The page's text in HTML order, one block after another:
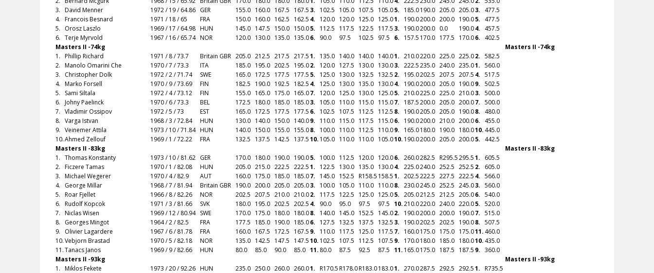
3. David Menner 1972 / 19 / 64.86 GER 155.0 160.0 167.5 167.5 3. 102.5 105.0 107.5 105.05. 185.0190.0 205.0 205.03.
477.5
4. Francois Besnard 1971 / 18 / 65 FRA 150.0 160.0 162.5 162.5 4. 120.0 120.0 125.0 125.01. 190.0200.0 200.0 190.05.
477.5
5.
Orosz Laszlo 1969 / 17 / 64.98 HUN 145.0 147.5 150.0 150.05. 112.5 117.5 122.5 117.5 3. 190.0200.0 0.0 190.04.
457.5
6. Terje Myrvold 1967 / 16 / 65.74 NOR 120.0 130.0 135.0 135.06. 90.0 97.5 102.5 97.5 6. 157.5 170.0 177.5 170.06.
402.5
Masters II -74kg
Masters II -74kg
1. Phillip Richard 1971 / 8 / 73.7 Britain GBR 205.0 212.5 217.5 217.51. 135.0 140.0 140.0 140.01. 210.0220.0 225.0 225.02. 582.5
2. Manolo Omarini Che 1970 / 7 / 73.3 ITA 185.0 195.0 202.5 195.02. 120.0 127.5 130.0 130.03. 222.5235.0 240.0 235.01. 560.0
3.
Christopher Dolk 1972 / 2 / 71.74 SWE 165.0 172.5 177.5 177.5 5. 125.0 130.0 132.5 132.5 2. 195.0202.5 207.5 207.5 4. 517.5
4. Marko Forsell 1970 / 9 / 73.69 FIN 182.5 190.0 192.5 182.5 4. 125.0 130.0 135.0 130.04. 190.0200.0 205.0 190.09. 502.5
5.
Sami Siltala 1972 / 4 / 73.12 FIN 155.0 165.0 175.0 165.07. 120.0 125.0 130.0 125.05. 210.0225.0 225.0 210.03. 500.0
6. Johny Paelinck 1970 / 6 / 73.3 BEL 172.5 180.0 185.0 185.03. 105.0 110.0 115.0 115.07. 187.5200.0 205.0 200.07. 500.0
7. Vladimir Ossipov 1972 / 5 / 73 EST 165.0 172.5 177.5 177.5 6. 102.5 107.5 112.5 112.5 8. 190.0205.0 205.0 190.08.
480.0
8. Varga Istvan 1968 / 3 / 72.84 HUN 130.0 140.0 150.0 140.09. 110.0 115.0 117.5 115.06. 190.0200.0 210.0 200.06.
455.0
9. Veinemer Attila 1973 / 10 / 71.84 HUN 140.0 150.0 155.0 155.08. 100.0 110.0 112.5 110.09. 165.0180.0 190.0 180.010. 445.0
10.Ahmed Zellouf 1969 / 1 / 72.22 FRA 132.5 137.5 142.5 137.510. 105.0 110.0 110.0 105.010. 190.0200.0 205.0 200.05.
442.5
Masters II -83kg
Masters II -83kg
1. Thomas Konstanty 1973 / 10 / 81.62 GER 170.0 180.0 190.0 190.05. 100.0 112.5 120.0 120.06. 260.0282.5 R295.5295.51.
605.5
2. Ficzere Tamas 1970 / 1 / 82.08 HUN 205.0 215.0 222.5 222.51. 122.5 130.0 135.0 130.04. 225.0240.0 252.5 252.5 2.
605.0
3. Michael Wegerer 1970 / 4 / 82.9 AUT 160.0 175.0 185.0 185.07. 145.0 152.5 R158.5 158.51. 202.5222.5 227.5 222.5 4. 566.0
4.
George Millar 1968 / 7 / 81.94 Britain GBR 190.0 200.0 205.0 205.03. 100.0 105.0 110.0 110.08. 230.0245.0 252.5 245.03. 560.0
5. Roar Fjellet 1966 / 8 / 82.26 NOR 202.5 207.5 210.0 210.02. 117.5 122.5 125.0 125.05. 205.0212.5 212.5 205.06. 540.0
6. Rudolf Kopcok 1971 / 3 / 81.66 SVK 180.0 195.0 202.5 202.5 4. 90.0 95.0 97.5 97.5 10.210.0220.0 240.0 220.05. 520.0
7. Niclas Wisen 1969 / 12 / 80.94 SWE 170.0 175.0 180.0 180.08. 140.0 145.0 152.5 145.02. 190.0200.0 200.0 190.07. 515.0
8.
Georges Mingot 1964 / 2 / 82.5 FRA 177.5 185.0 190.0 185.06. 127.5 132.5 137.5 132.5 3. 190.0202.5 202.5 190.08. 507.5
9.
Olivier Lagardere 1967 / 6 / 81.78 FRA 160.0 167.5 172.5 167.5 9. 110.0 117.5 125.0 117.5 7. 160.0175.0 175.0 175.011. 460.0
10.Vebjorn Brastad 1970 / 5 / 82.18 NOR 135.0 142.5 147.5 147.510. 102.5 107.5 112.5 107.5 9. 170.0180.0 185.0 180.010. 435.0
11.Tanacs Janos 1969 / 9 / 82.66 HUN 80.0 85.0 90.0 85.0 11. 80.0 87.5 92.5 87.5 11. 165.0175.0 187.5 187.5 9. 360.0
Masters II -93kg
Masters II -93kg
1. Miklos Fekete 1973 / 20 / 92.26 HUN 235.0 250.0 260.0 260.01. R170.5R178.0R183.0183.01. 270.0287.5 292.5 292.51. R735.5